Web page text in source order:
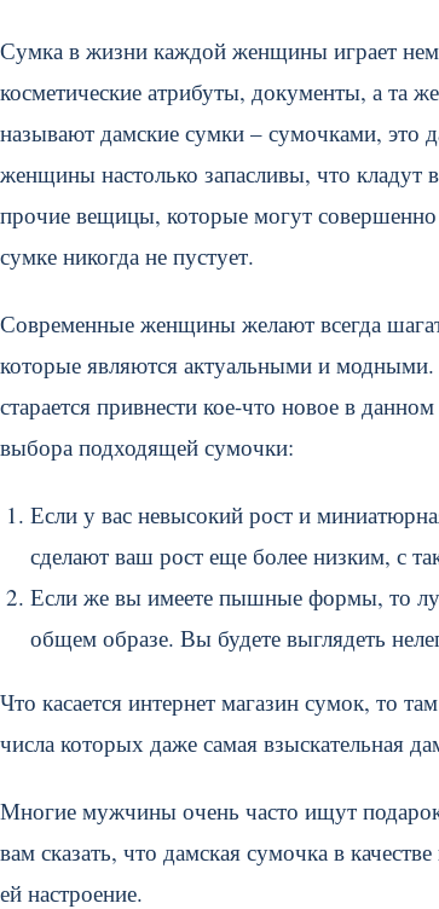
Сумка в жизни каждой женщины играет
косметические атрибуты, документы, а та
называют дамские сумки – сумочками, это
женщины настолько запасливы, что кладут
прочие вещицы, которые могут
сумке никогда не пустует.
Современные женщины желают всегда
которые являются актуальными и
старается привнести кое-что новое в
выбора подходящей сумочки:
Если у вас невысокий рост и
сделают ваш рост еще более низким, с
Если же вы имеете пышные формы, то
общем образе. Вы будете выглядеть
Что касается интернет магазин сумок, то
числа которых даже самая взыскательная
Многие мужчины очень часто ищут
вам сказать, что дамская сумочка в
ей настроение.